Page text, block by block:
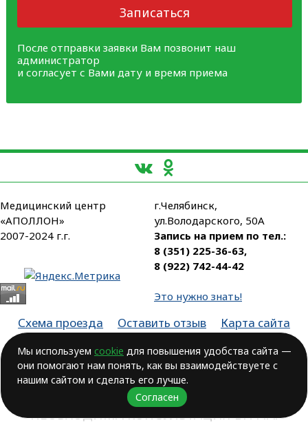
Записаться
После отправки заявки Вам позвонит наш
администратор
и согласует с Вами дату и время приема
Медицинский центр
«АПОЛЛОН»
2007-2024 г.г.
г.Челябинск,
ул.Володарского, 50А
Запись на прием по тел.:
8 (351) 225-36-63,
8 (922) 742-44-42
Это нужно знать!
Схема проезда Оставить отзыв
Карта сайта
Лицензия № ЛО-74-01-003806, от 14.10.2016, выдана Министерством
здравоохранения Челябинской области
ВОЗМОЖНЫ ПРОТИВОПОКАЗАНИЯ.
НЕОБХОДИМА КОНСУЛЬТАЦИЯ ВРАЧА!
Мы используем cookie для повышения удобства сайта —
они помогают нам понять, как вы взаимодействуете с
нашим сайтом и сделать его лучше.
Согласен